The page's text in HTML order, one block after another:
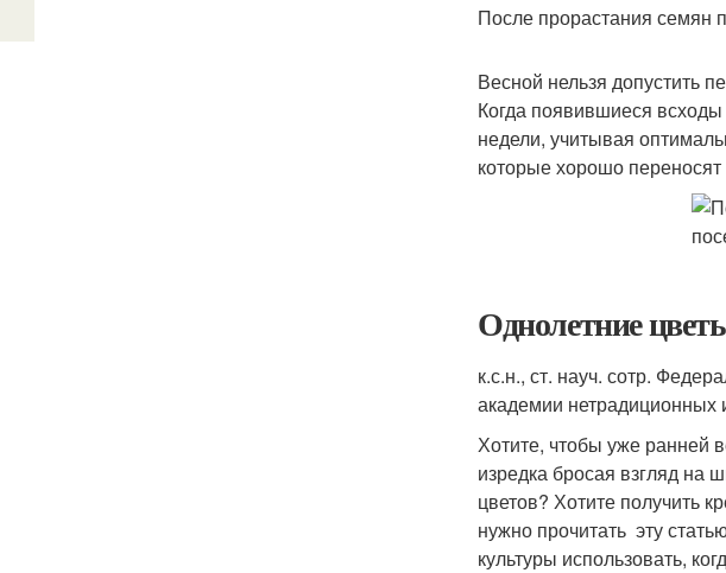
После прорастания семян
Весной нельзя допустить
Когда появившиеся
недели, учитывая
которые хорошо
Однолетние
к.с.н., ст. науч. сотр.
академии нетрадиционных
Хотите, чтобы уже ранней
изредка бросая взгляд на
цветов? Хотите получить
нужно прочитать эту
культуры использовать,